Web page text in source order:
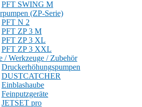
PFT SWING M
(ZP-Serie)
PFT N 2
PFT ZP 3 M
PFT ZP 3 XL
PFT ZP 3 XXL
/ Werkzeuge / Zubehör
Druckerhöhungspumpen
DUSTCATCHER
Einblashaube
Feinputzgeräte
JETSET pro